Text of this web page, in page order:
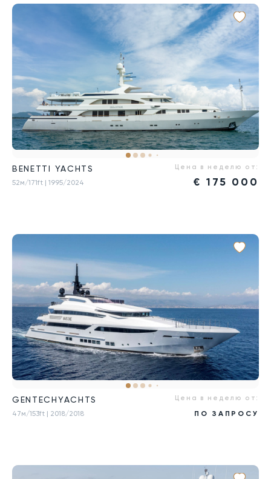
BENETTI YACHTS
52м/171ft | 1995/2024
Цена в неделю от:
€ 175 000
GENTECHYACHTS
47м/153ft | 2018/2018
Цена в неделю от:
ПО ЗАПРОСУ